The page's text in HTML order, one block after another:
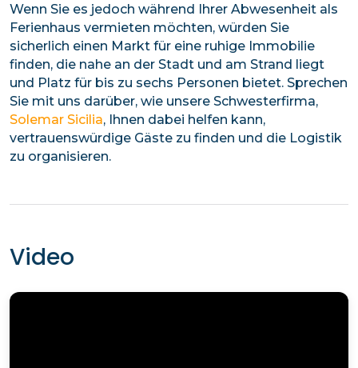
Wenn Sie es jedoch während Ihrer Abwesenheit als
Ferienhaus vermieten möchten, würden Sie
sicherlich einen Markt für eine ruhige Immobilie
finden, die nahe an der Stadt und am Strand liegt
und Platz für bis zu sechs Personen bietet. Sprechen
Sie mit uns darüber, wie unsere Schwesterfirma,
Solemar Sicilia, Ihnen dabei helfen kann,
vertrauenswürdige Gäste zu finden und die Logistik
zu organisieren.
Video